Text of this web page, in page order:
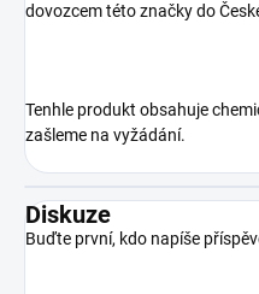
dovozcem této značky do
Tenhle produkt obsahuje
zašleme na vyžádání.
Diskuze
Buďte první, kdo napíše